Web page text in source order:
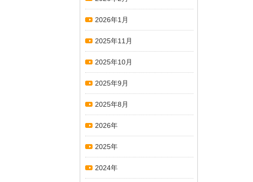
2026年1月
2025年11月
2025年10月
2025年9月
2025年8月
2026年
2025年
2024年